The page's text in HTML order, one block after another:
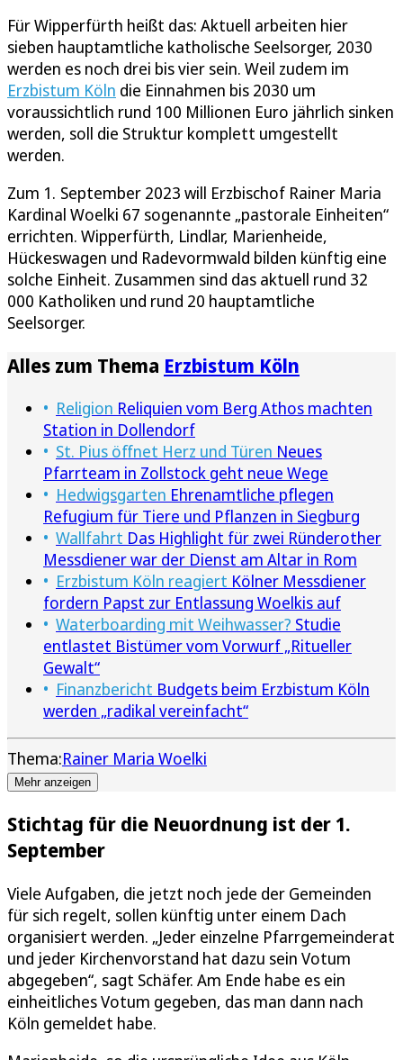
Für Wipperfürth heißt das: Aktuell arbeiten hier
sieben hauptamtliche katholische Seelsorger, 2030
werden es noch drei bis vier sein. Weil zudem im
Erzbistum Köln die Einnahmen bis 2030 um
voraussichtlich rund 100 Millionen Euro jährlich sinken
werden, soll die Struktur komplett umgestellt
werden.
Zum 1. September 2023 will Erzbischof Rainer Maria
Kardinal Woelki 67 sogenannte „pastorale Einheiten“
errichten. Wipperfürth, Lindlar, Marienheide,
Hückeswagen und Radevormwald bilden künftig eine
solche Einheit. Zusammen sind das aktuell rund 32
000 Katholiken und rund 20 hauptamtliche
Seelsorger.
Alles zum Thema Erzbistum Köln
Religion Reliquien vom Berg Athos machten
Station in Dollendorf
St. Pius öffnet Herz und Türen Neues
Pfarrteam in Zollstock geht neue Wege
Hedwigsgarten Ehrenamtliche pflegen
Refugium für Tiere und Pflanzen in Siegburg
Wallfahrt Das Highlight für zwei Ründerother
Messdiener war der Dienst am Altar in Rom
Erzbistum Köln reagiert Kölner Messdiener
fordern Papst zur Entlassung Woelkis auf
Waterboarding mit Weihwasser? Studie
entlastet Bistümer vom Vorwurf „Ritueller
Gewalt“
Finanzbericht Budgets beim Erzbistum Köln
werden „radikal vereinfacht“
Thema:Rainer Maria Woelki
Mehr anzeigen
Stichtag für die Neuordnung ist der 1.
September
Viele Aufgaben, die jetzt noch jede der Gemeinden
für sich regelt, sollen künftig unter einem Dach
organisiert werden. „Jeder einzelne Pfarrgemeinderat
und jeder Kirchenvorstand hat dazu sein Votum
abgegeben“, sagt Schäfer. Am Ende habe es ein
einheitliches Votum gegeben, das man dann nach
Köln gemeldet habe.